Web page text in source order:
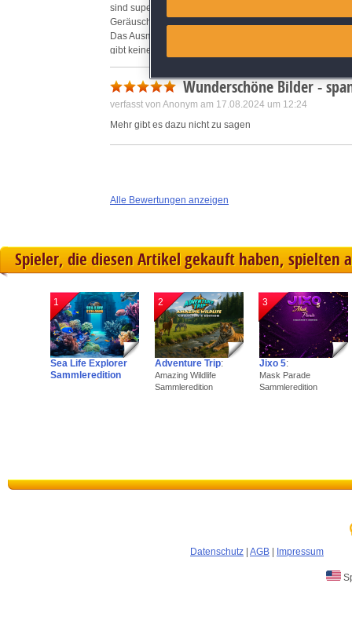
sind super - einmal etwas anderes. Die Musik ist leider
Geräusche aus der Natur geben, leider hier eintönig
Das Ausmalen könnte sehr gerne reduziert bzw.
gibt keine Hilfe für die Suchobjekte. Man versteht zwar,
Objekten kennt man sich ehrlich gesagt nicht so gut aus.
Wunderschöne Bilder -
verfasst von Anonym am 17.08.2024 um 12:24
Mehr gibt es dazu nicht zu sagen
Alle Bewertungen anzeigen
Spieler, die diesen Artikel gekauft haben, spielten
1
Sea Life Explorer
Sammleredition
2
Adventure Trip:
Amazing Wildlife
Sammleredition
3
Jixo 5:
Mask Parade
Sammleredition
Datenschutz AGB Impressum
Save and communicate